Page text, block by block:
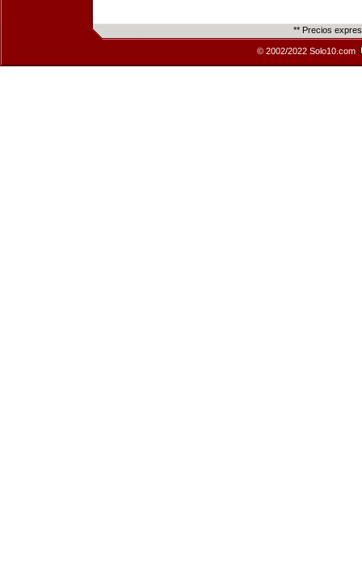
** Precios
© 2002/2022 Solo10.com